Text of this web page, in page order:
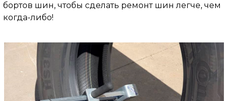
бортов шин, чтобы сделать ремонт шин легче, чем
когда-либо!